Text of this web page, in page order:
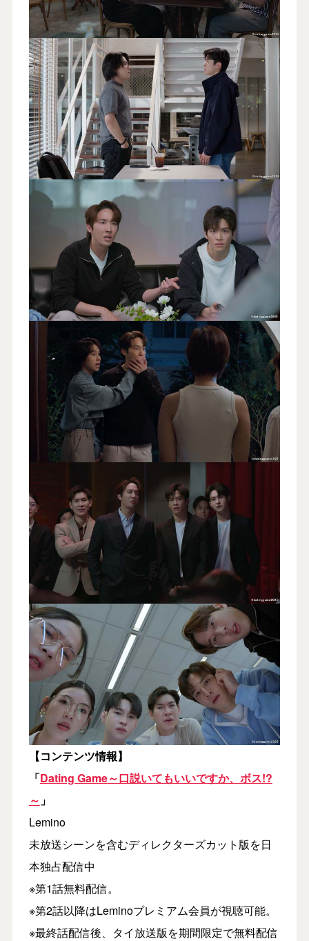
【コンテンツ情報】
「Dating Game～口説いてもいいですか、ボス!?
～ 」
Lemino
未放送シーンを含むディレクターズカット版を日
本独占配信中
※第1話無料配信。
※第2話以降はLeminoプレミアム会員が視聴可能。
※最終話配信後、タイ放送版を期間限定で無料配信